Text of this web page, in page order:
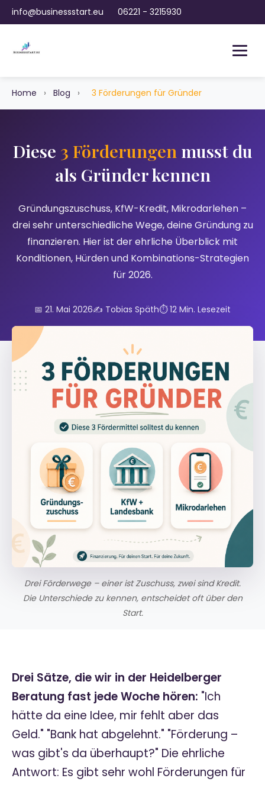
info@businessstart.eu 06221 - 3215930
Home › Blog › 3 Förderungen für Gründer
Diese 3 Förderungen musst du
als Gründer kennen
Gründungszuschuss, KfW-Kredit, Mikrodarlehen –
drei sehr unterschiedliche Wege, deine Gründung zu
finanzieren. Hier ist der ehrliche Überblick mit
Konditionen, Hürden und Kombinations-Strategien
für 2026.
📅 21. Mai 2026✍️ Tobias Späth⏱️ 12 Min. Lesezeit
Drei Förderwege – einer ist Zuschuss, zwei sind Kredit.
Die Unterschiede zu kennen, entscheidet oft über den
Start.
Drei Sätze, die wir in der Heidelberger
Beratung fast jede Woche hören: "Ich
hätte da eine Idee, mir fehlt aber das
Geld." "Bank hat abgelehnt." "Förderung –
was gibt's da überhaupt?" Die ehrliche
Antwort: Es gibt sehr wohl Förderungen für